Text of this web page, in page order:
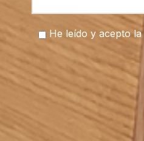
He leído y acepto la